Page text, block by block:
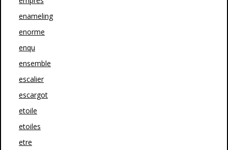
enameling
enorme
enqu
ensemble
escalier
escargot
etoile
etoiles
etre